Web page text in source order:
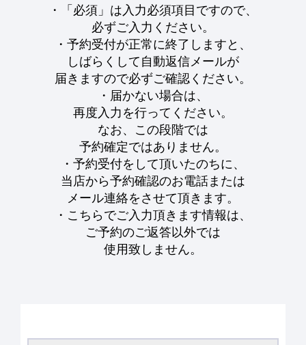
・「必須」は入力必須項目ですので、
必ずご入力ください。
・予約受付が正常に終了しますと、
しばらくして自動返信メールが
届きますので必ずご確認ください。
・届かない場合は、
再度入力を行ってください。
なお、この段階では
予約確定ではありません。
・予約受付をして頂いたのちに、
当店から予約確認のお電話または
メール連絡をさせて頂きます。
・こちらでご入力頂きます情報は、
ご予約のご返答以外では
使用致しません。